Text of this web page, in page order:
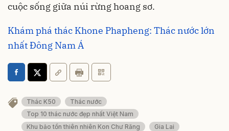
cuộc sống giữa núi rừng hoang sơ.
Khám phá thác Khone Phapheng: Thác nước lớn
nhất Đông Nam Á
Thác K50
Thác nước
Top 10 thác nước đẹp nhất Việt Nam
Khu bảo tồn thiên nhiên Kon Chư Răng
Gia Lai